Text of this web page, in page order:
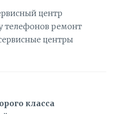
центр
телефоновремонт
центры
класса